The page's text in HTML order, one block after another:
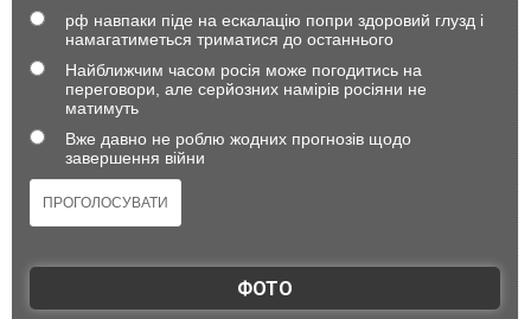
рф навпаки піде на ескалацію попри здоровий глузд і
намагатиметься триматися до останнього
Найближчим часом росія може погодитись на
переговори, але серйозних намірів росіяни не
матимуть
Вже давно не роблю жодних прогнозів щодо
завершення війни
ФОТО